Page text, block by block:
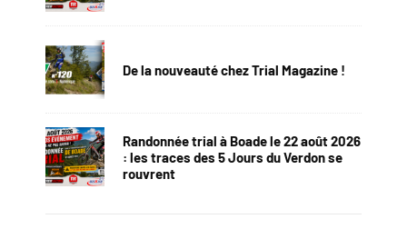
De la nouveauté chez Trial Magazine !
Randonnée trial à Boade le 22 août 2026
: les traces des 5 Jours du Verdon se
rouvrent